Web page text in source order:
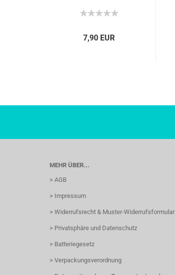
7,90 EUR
MEHR ÜBER...
> AGB
> Impressum
> Widerrufsrecht & Muster-Widerrufsformular
> Privatsphäre und Datenschutz
> Batteriegesetz
> Verpackungsverordnung